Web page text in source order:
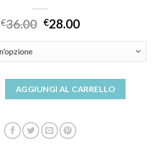
€36.00 €28.00
AGGIUNGI AL CARRELLO